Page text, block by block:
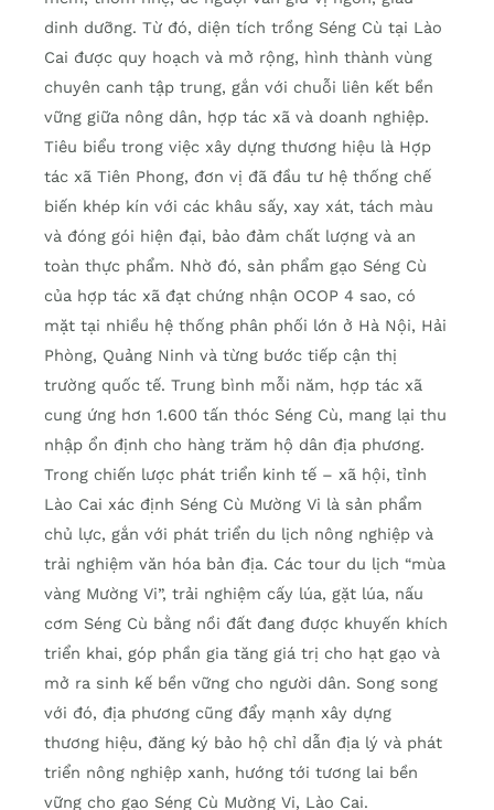
dinh dưỡng. Từ đó, diện tích trồng Séng Cù tại Lào
Cai được quy hoạch và mở rộng, hình thành vùng
chuyên canh tập trung, gắn với chuỗi liên kết bền
vững giữa nông dân, hợp tác xã và doanh nghiệp.
Tiêu biểu trong việc xây dựng thương hiệu là Hợp
tác xã Tiên Phong, đơn vị đã đầu tư hệ thống chế
biến khép kín với các khâu sấy, xay xát, tách màu
và đóng gói hiện đại, bảo đảm chất lượng và an
toàn thực phẩm. Nhờ đó, sản phẩm gạo Séng Cù
của hợp tác xã đạt chứng nhận OCOP 4 sao, có
mặt tại nhiều hệ thống phân phối lớn ở Hà Nội, Hải
Phòng, Quảng Ninh và từng bước tiếp cận thị
trường quốc tế. Trung bình mỗi năm, hợp tác xã
cung ứng hơn 1.600 tấn thóc Séng Cù, mang lại thu
nhập ổn định cho hàng trăm hộ dân địa phương.
Trong chiến lược phát triển kinh tế – xã hội, tỉnh
Lào Cai xác định Séng Cù Mường Vi là sản phẩm
chủ lực, gắn với phát triển du lịch nông nghiệp và
trải nghiệm văn hóa bản địa. Các tour du lịch “mùa
vàng Mường Vi”, trải nghiệm cấy lúa, gặt lúa, nấu
cơm Séng Cù bằng nồi đất đang được khuyến khích
triển khai, góp phần gia tăng giá trị cho hạt gạo và
mở ra sinh kế bền vững cho người dân. Song song
với đó, địa phương cũng đẩy mạnh xây dựng
thương hiệu, đăng ký bảo hộ chỉ dẫn địa lý và phát
triển nông nghiệp xanh, hướng tới tương lai bền
vững cho gạo Séng Cù Mường Vi, Lào Cai.